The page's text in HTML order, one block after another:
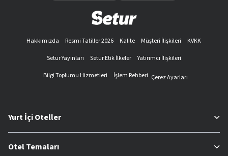
Hakkımızda Resmi Tatiller 2026 Kalite Müşteri İlişkileri
KVKK
Setur Yayınları
Setur Etik İlkeler
Yatırımcı İlişkileri
Bilgi Toplumu Hizmetleri
İşlem Rehberi Çerez Ayarları
Yurt İçi Oteller
Otel Temaları